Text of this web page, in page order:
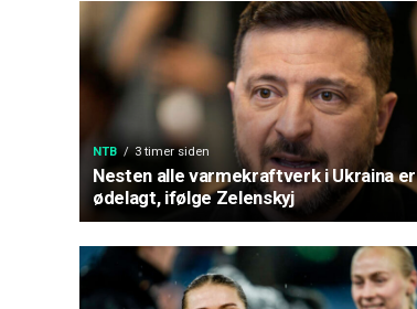
NTB 3 timer siden
Nesten alle varmekraftverk i Ukraina er
ødelagt, ifølge Zelenskyj